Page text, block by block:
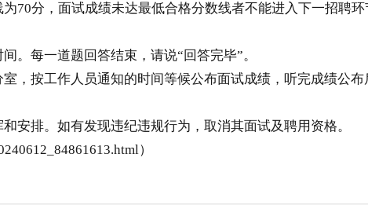
70分，面试成绩未达最低合格分数线者不能进入下一招聘
。每一道题回答结束，请说“回答完毕”。
，按工作人员通知的时间等候公布面试成绩，听完成绩公
安排。如有发现违纪违规行为，取消其面试及聘用资格。
）